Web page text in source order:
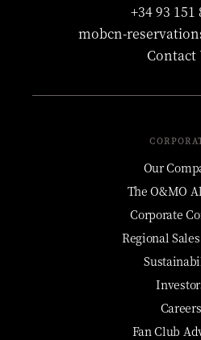
+34 93 151
mobcn-
Contact
Our
The O&MO
Corporate
Regional
Careers
Fan Club